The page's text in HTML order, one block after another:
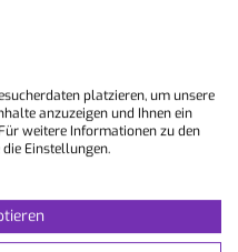
Frankfurt am
bieten je nach
häufig mit
Drehkreuze. Für
sich die
an der
ist. So lässt
Montanita
platzieren, um unsere
anzuzeigen und Ihnen ein
weitere Informationen zu den
Einstellungen.